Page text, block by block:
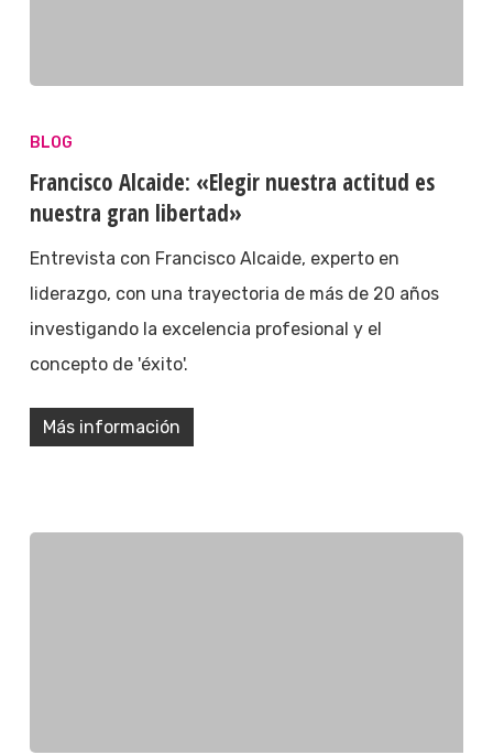
BLOG
Francisco Alcaide: «Elegir nuestra actitud es
nuestra gran libertad»
Entrevista con Francisco Alcaide, experto en
liderazgo, con una trayectoria de más de 20 años
investigando la excelencia profesional y el
concepto de 'éxito'.
Más información